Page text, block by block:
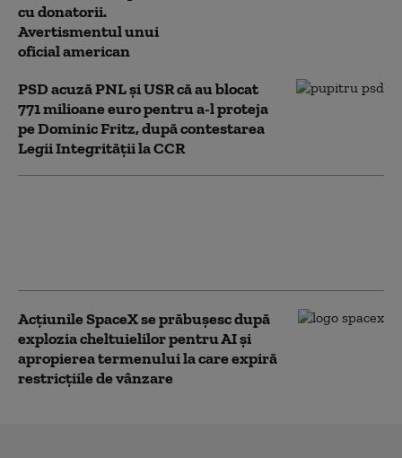
cu donatorii.
Avertismentul unui
oficial american
PSD acuză PNL şi USR că au blocat
771 milioane euro pentru a-l proteja
pe Dominic Fritz, după contestarea
Legii Integrității la CCR
Acţiunile SpaceX se prăbuşesc după
explozia cheltuielilor pentru AI şi
apropierea termenului la care expiră
restricţiile de vânzare